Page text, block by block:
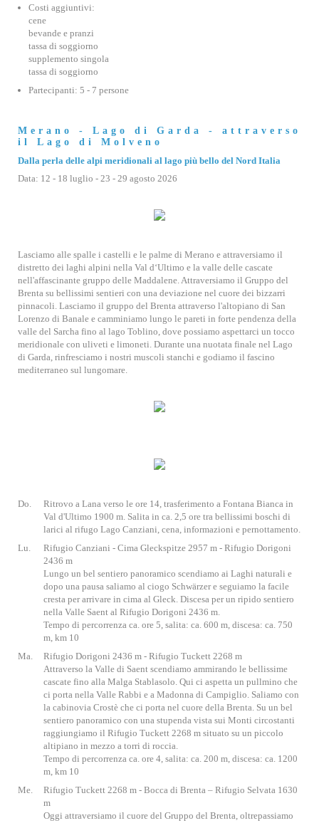
Costi aggiuntivi:
cene
bevande e pranzi
tassa di soggiorno
supplemento singola
tassa di soggiorno
Partecipanti: 5 - 7 persone
Merano - Lago di Garda - attraverso
il Lago di Molveno
Dalla perla delle alpi meridionali al lago più bello del Nord Italia
Data: 12 - 18 luglio - 23 - 29 agosto 2026
Lasciamo alle spalle i castelli e le palme di Merano e attraversiamo il
distretto dei laghi alpini nella Val d‘Ultimo e la valle delle cascate
nell'affascinante gruppo delle Maddalene. Attraversiamo il Gruppo del
Brenta su bellissimi sentieri con una deviazione nel cuore dei bizzarri
pinnacoli. Lasciamo il gruppo del Brenta attraverso l'altopiano di San
Lorenzo di Banale e camminiamo lungo le pareti in forte pendenza della
valle del Sarcha fino al lago Toblino, dove possiamo aspettarci un tocco
meridionale con uliveti e limoneti. Durante una nuotata finale nel Lago
di Garda, rinfresciamo i nostri muscoli stanchi e godiamo il fascino
mediterraneo sul lungomare.
Do.
Ritrovo a Lana verso le ore 14, trasferimento a Fontana Bianca in
Val d'Ultimo 1900 m. Salita in ca. 2,5 ore tra bellissimi boschi di
larici al rifugo Lago Canziani, cena, informazioni e pernottamento.
Lu. Rifugio Canziani - Cima Gleckspitze 2957 m - Rifugio Dorigoni
2436 m
Lungo un bel sentiero panoramico scendiamo ai Laghi naturali e
dopo una pausa saliamo al ciogo Schwärzer e seguiamo la facile
cresta per arrivare in cima al Gleck. Discesa per un ripido sentiero
nella Valle Saent al Rifugio Dorigoni 2436 m.
Tempo di percorrenza ca. ore 5, salita: ca. 600 m, discesa: ca. 750
m, km 10
Ma.
Rifugio Dorigoni 2436 m - Rifugio Tuckett 2268 m
Attraverso la Valle di Saent scendiamo ammirando le bellissime
cascate fino alla Malga Stablasolo. Qui ci aspetta un pullmino che
ci porta nella Valle Rabbi e a Madonna di Campiglio. Saliamo con
la cabinovia Crostè che ci porta nel cuore della Brenta. Su un bel
sentiero panoramico con una stupenda vista sui Monti circostanti
raggiungiamo il Rifugio Tuckett 2268 m situato su un piccolo
altipiano in mezzo a torri di roccia.
Tempo di percorrenza ca. ore 4, salita: ca. 200 m, discesa: ca. 1200
m, km 10
Me.
Rifugio Tuckett 2268 m - Bocca di Brenta – Rifugio Selvata 1630
m
Oggi attraversiamo il cuore del Gruppo del Brenta, oltrepassiamo